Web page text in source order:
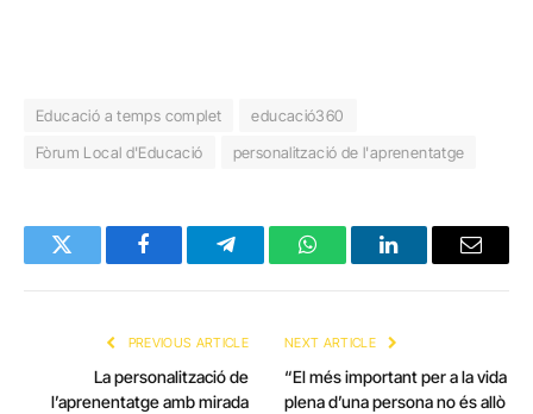
Educació a temps complet
educació360
Fòrum Local d'Educació
personalització de l'aprenentatge
Twitter FacebookTelegramWhatsAppLinkedInEmail
PREVIOUS ARTICLE
La personalització de
l’aprenentatge amb mirada
NEXT ARTICLE
“El més important per a la vida
plena d’una persona no és allò